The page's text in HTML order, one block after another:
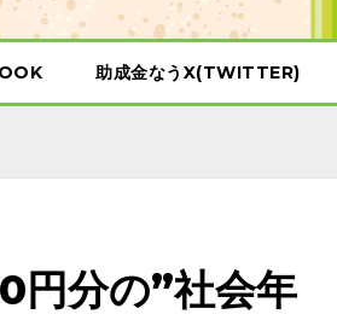
助成金なうX(TWITTER)
円分の”社会年